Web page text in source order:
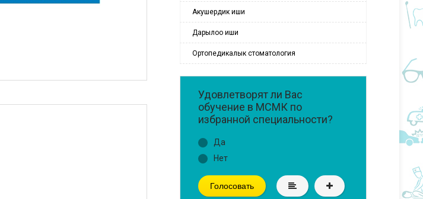
Акушердик иши
Дарылоо иши
Ортопедикалык стоматология
Удовлетворят ли Вас
обучение в МСМК по
избранной специальности?
Да
Нет
Голосовать